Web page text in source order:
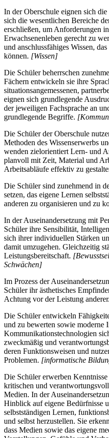
In der Oberschule eignen sich
sich die wesentlichen Bereiche
erschließen, um Anforderungen
Erwachsenenleben gerecht zu
und anschlussfähiges Wissen,
können. [Wissen]
Die Schüler beherrschen
Fächern entwickeln sie ihre
situationsangemessenen,
eignen sich grundlegende
der jeweiligen Fachsprache an
grundlegende Begriffe.
Die Schüler der Oberschule
Methoden des Wissenserwerbs
wenden zielorientiert Lern- und
planvoll mit Zeit, Material und
Arbeitsabläufe effektiv zu
Die Schüler sind zunehmend in
setzen, das eigene Lernen
anderen zu organisieren und zu
In der Auseinandersetzung mit
Schüler ihre Sensibilität,
sich ihrer individuellen Stärken
damit umzugehen. Gleichzeitig
Leistungsbereitschaft.
Schwächen]
Im Prozess der
Schüler ihr ästhetisches
Achtung vor der Leistung anderer.
Die Schüler entwickeln
und zu bewerten sowie moderne
Kommunikationstechnologien
zweckmäßig und
deren Funktionsweisen und
Problemen. [informatische
Die Schüler erwerben
kritischen und
Medien. In der
Hinblick auf eigene Bedürfnisse
selbstständigen Lernen,
und selbst herzustellen. Sie
dass Medien sowie das eigene